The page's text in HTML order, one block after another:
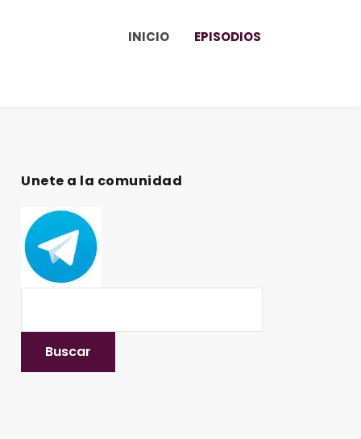
INICIO EPISODIOS
Unete a la comunidad